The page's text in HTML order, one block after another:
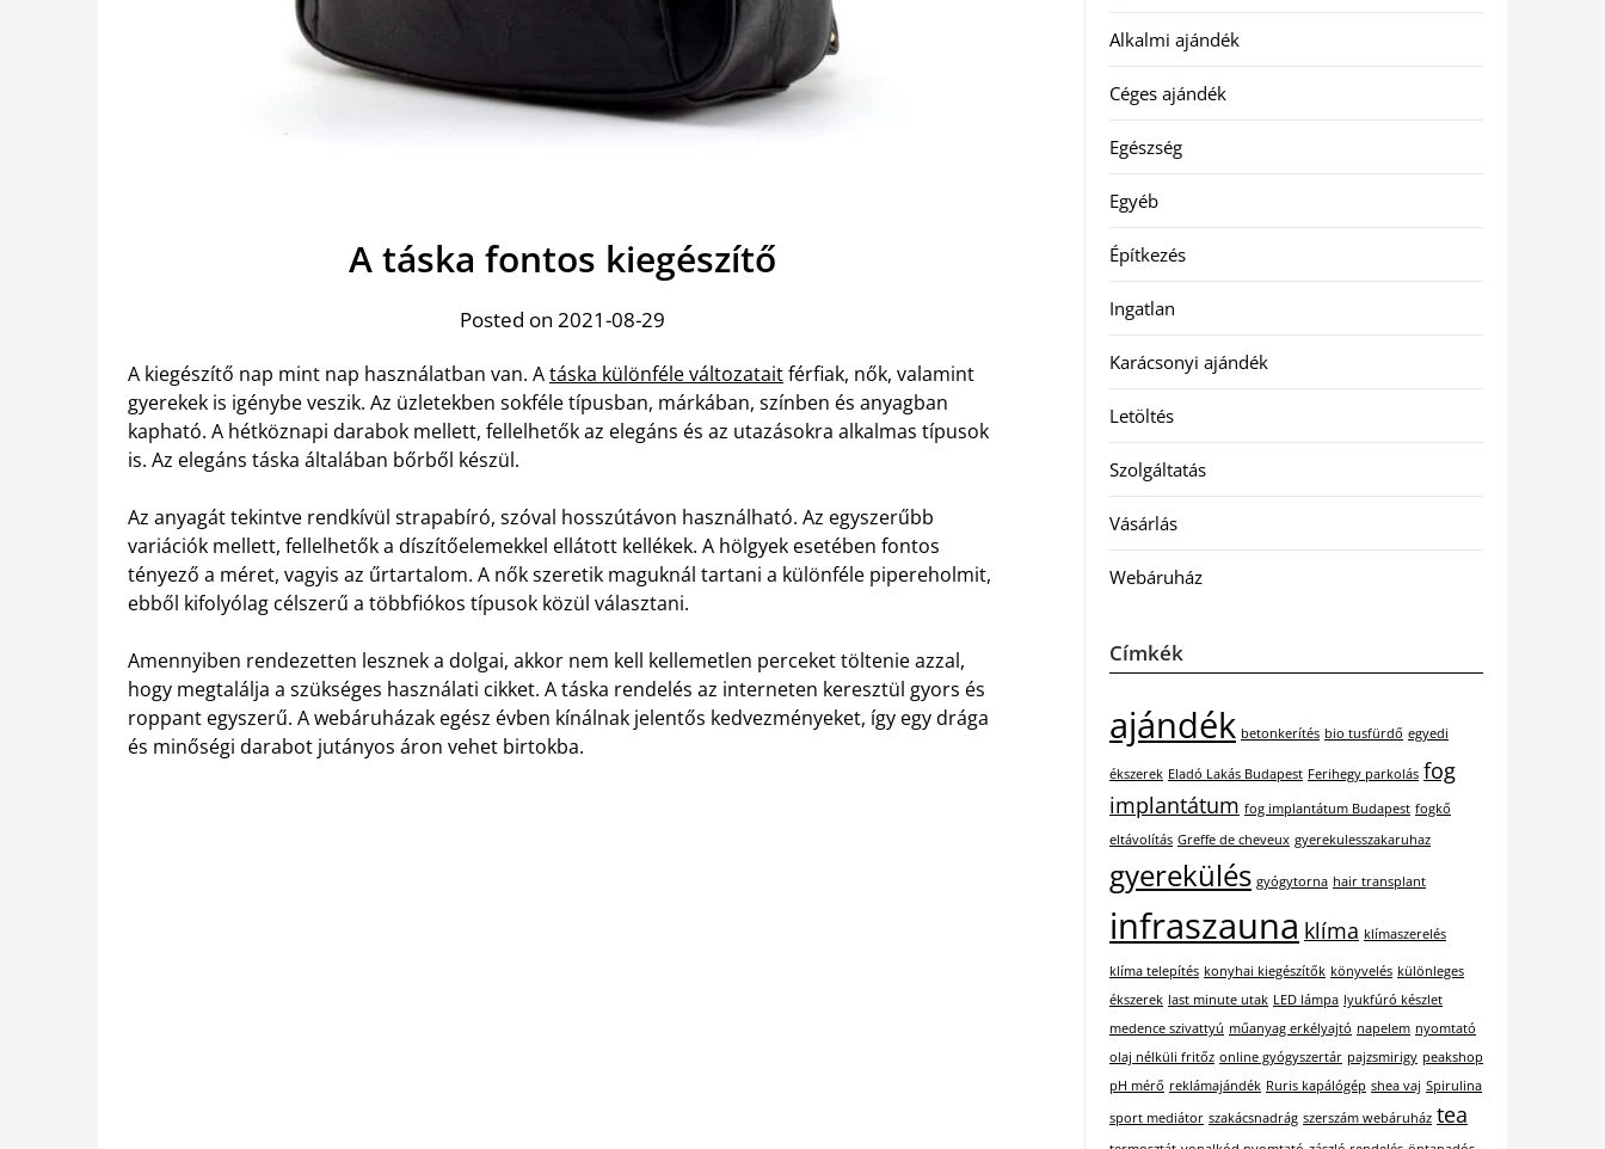
A táska fontos kiegészítő
Posted on 2021-08-29
A kiegészítő nap mint nap használatban van. Atáska különféle változataitférfiak, nők, valamint
gyerekek is igénybe veszik. Az üzletekben sokféle típusban, márkában, színben és anyagban
kapható. A hétköznapi darabok mellett, fellelhetők az elegáns és az utazásokra alkalmas típusok
is. Az elegáns táska általában bőrből készül.
Az anyagát tekintve rendkívül strapabíró, szóval hosszútávon használható. Az egyszerűbb
variációk mellett, fellelhetők a díszítőelemekkel ellátott kellékek. A hölgyek esetében fontos
tényező a méret, vagyis az űrtartalom. A nők szeretik maguknál tartani a különféle pipereholmit,
ebből kifolyólag célszerű a többfiókos típusok közül választani.
Amennyiben rendezetten lesznek a dolgai, akkor nem kell kellemetlen perceket töltenie azzal,
hogy megtalálja a szükséges használati cikket. A táska rendelés az interneten keresztül gyors és
roppant egyszerű. A webáruházak egész évben kínálnak jelentős kedvezményeket, így egy drága
és minőségi darabot jutányos áron vehet birtokba.
Alkalmi ajándék
Céges ajándék
Egészség
Egyéb
Építkezés
Ingatlan
Karácsonyi ajándék
Letöltés
Szolgáltatás
Vásárlás
Webáruház
Címkék
ajándék betonkerítés bio tusfürdő egyedi
ékszerek Eladó Lakás Budapest Ferihegy parkolás fog
implantátum fog implantátum Budapest fogkő
eltávolítás Greffe de cheveux gyerekulesszakaruhaz
gyerekülés gyógytorna hair transplant
infraszauna klíma klímaszerelés
klíma telepítés konyhai kiegészítők könyvelés különleges
ékszerek last minute utak LED lámpa lyukfúró készlet
medence szivattyú műanyag erkélyajtó napelem nyomtató
olaj nélküli fritőz online gyógyszertár pajzsmirigy peakshop
pH mérő reklámajándék Ruris kapálógép shea vaj Spirulina
sport mediátor szakácsnadrág szerszám webáruház tea